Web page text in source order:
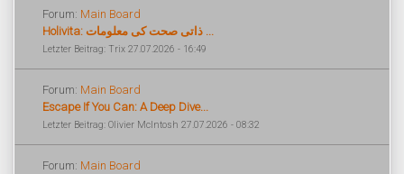
Forum: Main Board
Holivita: ذاتی صحت کی معلومات ...
Letzter Beitrag: Trix 27.07.2026 - 16:49
Forum: Main Board
Escape If You Can: A Deep Dive...
Letzter Beitrag: Olivier McIntosh 27.07.2026 - 08:32
Forum: Main Board